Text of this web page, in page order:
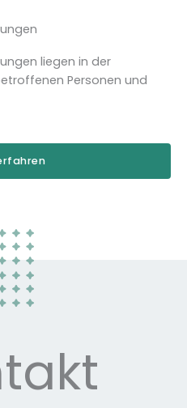
liegen in der
Personen und